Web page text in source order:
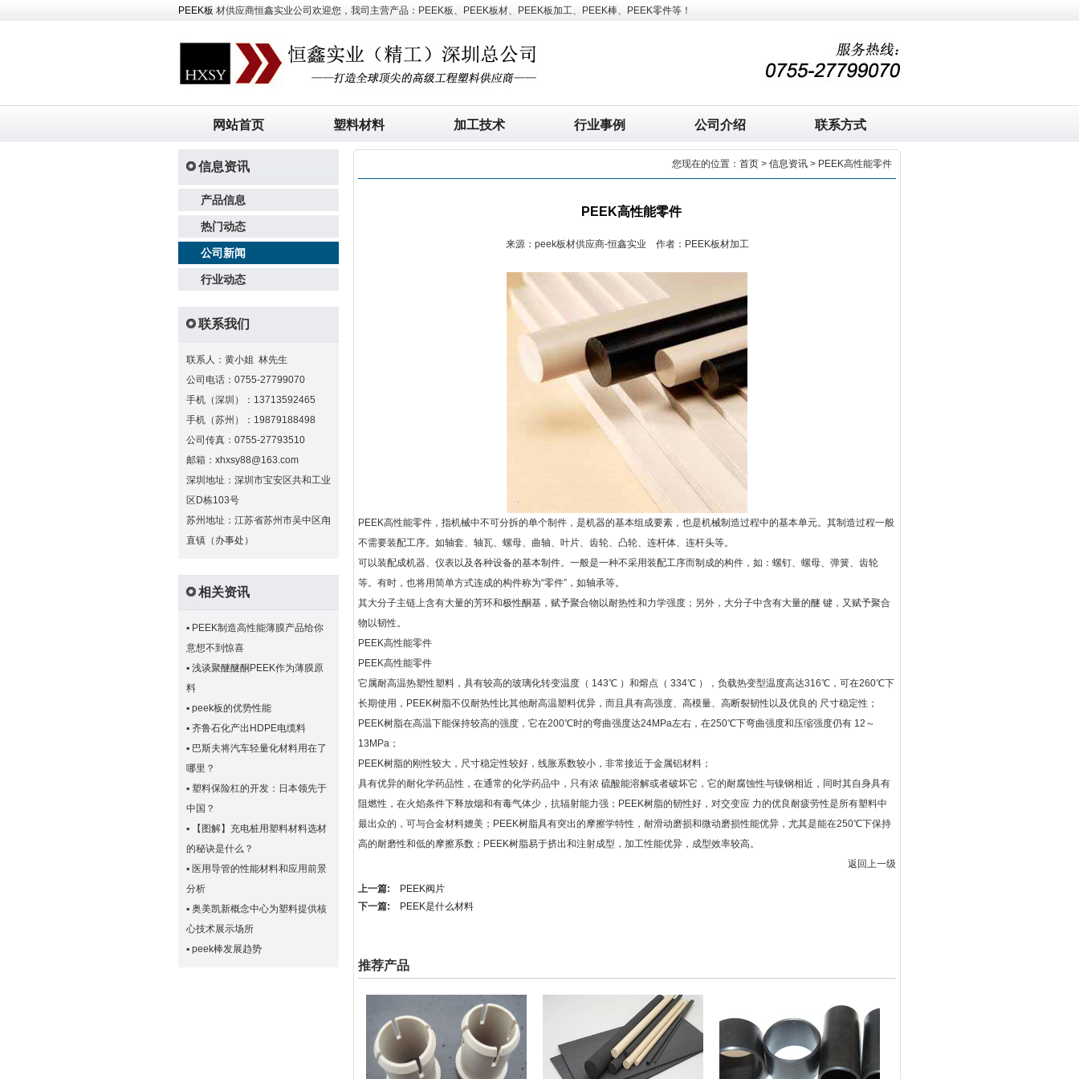
PEEK板 材供应商恒鑫实业公司欢迎您，我司主营产品：PEEK板、PEEK板材、PEEK板加工、PEEK棒、PEEK零件等！
网站首页 塑料材料 加工技术 行业事例 公司介绍 联系方式
信息资讯
产品信息
热门动态
公司新闻
行业动态
联系我们
联系人：黄小姐 林先生
公司电话：0755-27799070
手机（深圳）：13713592465
手机（苏州）：19879188498
公司传真：0755-27793510
邮箱：xhxsy88@163.com
深圳地址：深圳市宝安区共和工业
区D栋103号
苏州地址：江苏省苏州市吴中区甪
直镇（办事处）
相关资讯
▪ PEEK制造高性能薄膜产品给你
意想不到惊喜
▪ 浅谈聚醚醚酮PEEK作为薄膜原
料
▪ peek板的优势性能
▪ 齐鲁石化产出HDPE电缆料
▪ 巴斯夫将汽车轻量化材料用在了
哪里？
▪ 塑料保险杠的开发：日本领先于
中国？
▪
【图解】充电桩用塑料材料选材
的秘诀是什么？
▪ 医用导管的性能材料和应用前景
分析
▪ 奥美凯新概念中心为塑料提供核
心技术展示场所
▪ peek棒发展趋势
您现在的位置： 首页 > 信息资讯 > PEEK高性能零件
PEEK高性能零件
来源：peek板材供应商-恒鑫实业 作者：PEEK板材加工
PEEK高性能零件，指机械中不可分拆的单个制件，是机器的基本组成要素，也是机械制造过程中的基本单元。其制造过程一般
不需要装配工序。如轴套、轴瓦、螺母、曲轴、叶片、齿轮、凸轮、连杆体、连杆头等。
可以装配成机器、仪表以及各种设备的基本制件。一般是一种不采用装配工序而制成的构件，如：螺钉、螺母、弹簧、齿轮
等。有时，也将用简单方式连成的构件称为“零件”，如轴承等。
其大分子主链上含有大量的芳环和极性酮基，赋予聚合物以耐热性和力学强度；另外，大分子中含有大量的醚 键，又赋予聚合
物以韧性。
PEEK高性能零件
PEEK高性能零件
它属耐高温热塑性塑料，具有较高的玻璃化转变温度（ 143℃ ）和熔点（ 334℃ ），负载热变型温度高达316℃，可在260℃下
长期使用，PEEK树脂不仅耐热性比其他耐高温塑料优异，而且具有高强度、高模量、高断裂韧性以及优良的 尺寸稳定性；
PEEK树脂在高温下能保持较高的强度，它在200℃时的弯曲强度达24MPa左右，在250℃下弯曲强度和压缩强度仍有 12～
13MPa；
PEEK树脂的刚性较大，尺寸稳定性较好，线胀系数较小，非常接近于金属铝材料；
具有优异的耐化学药品性，在通常的化学药品中，只有浓 硫酸能溶解或者破坏它，它的耐腐蚀性与镍钢相近，同时其自身具有
阻燃性，在火焰条件下释放烟和有毒气体少，抗辐射能力强；PEEK树脂的韧性好，对交变应 力的优良耐疲劳性是所有塑料中
最出众的，可与合金材料媲美；PEEK树脂具有突出的摩擦学特性，耐滑动磨损和微动磨损性能优异，尤其是能在250℃下保持
高的耐磨性和低的摩擦系数；PEEK树脂易于挤出和注射成型，加工性能优异，成型效率较高。
返回上一级
上一篇:
PEEK阀片
下一篇:
PEEK是什么材料
推荐产品